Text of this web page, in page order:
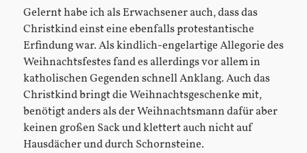
Gelernt habe ich als Erwachsener auch, dass das
Christkind einst eine ebenfalls protestantische
Erfindung war. Als kindlich-engelartige Allegorie des
Weihnachtsfestes fand es allerdings vor allem in
katholischen Gegenden schnell Anklang. Auch das
Christkind bringt die Weihnachtsgeschenke mit,
benötigt anders als der Weihnachtsmann dafür aber
keinen großen Sack und klettert auch nicht auf
Hausdächer und durch Schornsteine.